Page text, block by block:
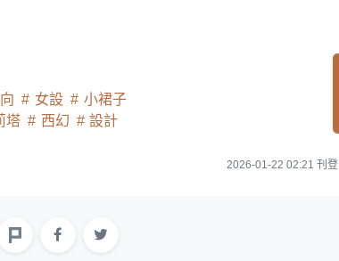
女設
小裙子
塔
西幻 設計
2026-01-22 02:21 刊登